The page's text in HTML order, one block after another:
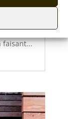
usage
faisant...